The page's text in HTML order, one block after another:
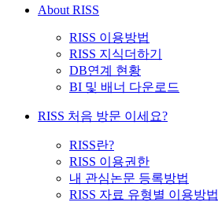
About RISS
RISS 이용방법
RISS 지식더하기
DB연계 현황
BI 및 배너 다운로드
RISS 처음 방문 이세요?
RISS란?
RISS 이용권한
내 관심논문 등록방법
RISS 자료 유형별 이용방법